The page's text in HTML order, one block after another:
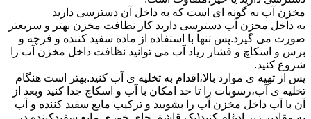
مخزن آب به گونه ای است که به داخل آن دسترسی دارید
به داخل مخزن آب دسترسی دارید کار نظافت مخزن بهتر و سریعتر
صورت می گیرد.پس تنها با استفاده از ماده سفید کننده و فرچه و
برس و اسکاچ و فشار زیاد آب می توانید نظافت داخل مخزن آب را
شروع کنید.
پس از تهیه ی موارد بالا،اقدام به تخلیه ی آب کنید.بهتر است هنگام
تخلیه ی آب،رسوبات را تا حد امکان با آب و اسکاچ جدا کنید وبعد از
آن با آب داخل مخزن آب را بشویید و ترکیب مایع سفید کننده و آب